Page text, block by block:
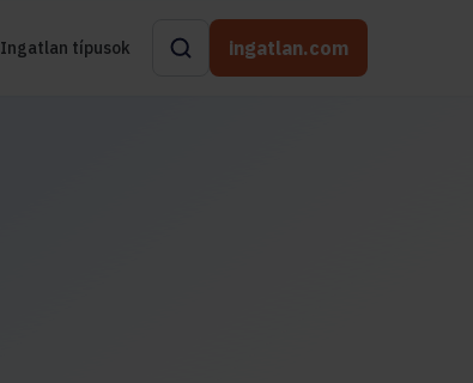
Ingatlan típusok ingatlan.com